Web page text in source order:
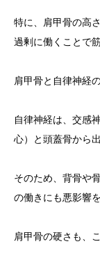
特に、肩甲骨の高
過剰に働くことで
肩甲骨と自律神経
自律神経は、交感
心）と頭蓋骨から
そのため、背骨や
の働きにも悪影響
肩甲骨の硬さも、